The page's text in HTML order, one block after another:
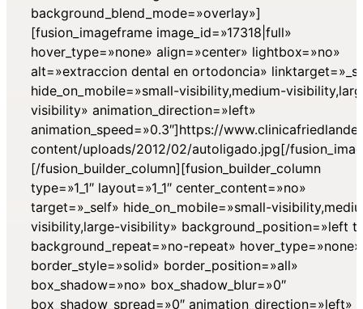
background_blend_mode=»overlay»]
[fusion_imageframe image_id=»17318|full»
hover_type=»none» align=»center» lightbox=»no»
alt=»extraccion dental en ortodoncia»
hide_on_mobile=»small-visibility,medium-
visibility» animation_direction=»left»
animation_speed=»0.3″]https://
content/uploads/2012/02/autoligado.jpg[/
[/fusion_builder_column][fusion_builder_column
type=»1_1″ layout=»1_1″ center_content=»no»
target=»_self» hide_on_mobile=»small-
visibility,large-visibility» background_position=»left
background_repeat=»no-repeat» hover_type=»none»
border_style=»solid» border_position=»all»
box_shadow=»no» box_shadow_blur=»0″
box_shadow_spread=»0″ animation_direction=»left»